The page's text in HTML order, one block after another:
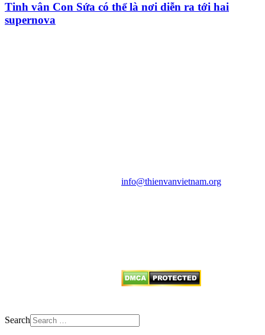
Tinh vân Con Sứa có thể là nơi diễn ra tới hai
supernova
info@thienvanvietnam.org
Search